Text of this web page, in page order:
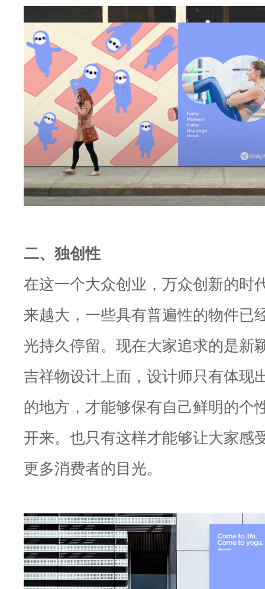
二、独创性
在这一个大众创业，万众创新的时
来越大，一些具有普遍性的物件已
光持久停留。现在大家追求的是新
吉祥物设计上面，设计师只有体现
的地方，才能够保有自己鲜明的个
开来。也只有这样才能够让大家感
更多消费者的目光。